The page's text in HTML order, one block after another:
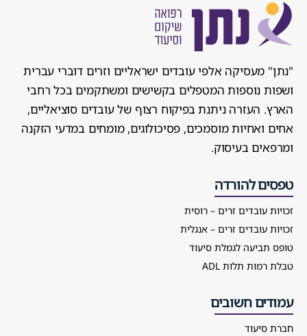
"נתן" מעסיקה אלפי עובדים ישראליים וזרים דוברי עברית
ושפות נוספות המטפלים בקשישים ומשתקמים בכל רחבי
הארץ. העזרה ניתנת בפיקוח רצוף של עובדים סוציאליים,
אחים ואחיות מוסמכים, פסיכולוגים, מומחים במדעי הזקנה
ומרפאים בעיסוק.
טפסים להורדה
זכויות עובדים זרים – רוסית
זכויות עובדים זרים – אנגלית
טופס תביעה לגמלת סיעוד
טבלת רמות תלות ADL
עמודים חשובים
חברת סיעוד